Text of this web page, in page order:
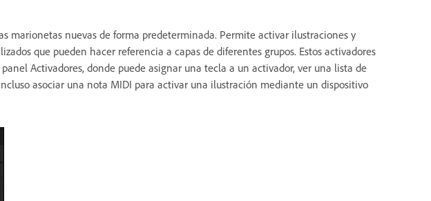
marionetas nuevas de forma predeterminada. Permite activar ilustraciones y
que pueden hacer referencia a capas de diferentes grupos. Estos activadores
Activadores, donde puede asignar una tecla a un activador, ver una lista de
asociar una nota MIDI para activar una ilustración mediante un dispositivo